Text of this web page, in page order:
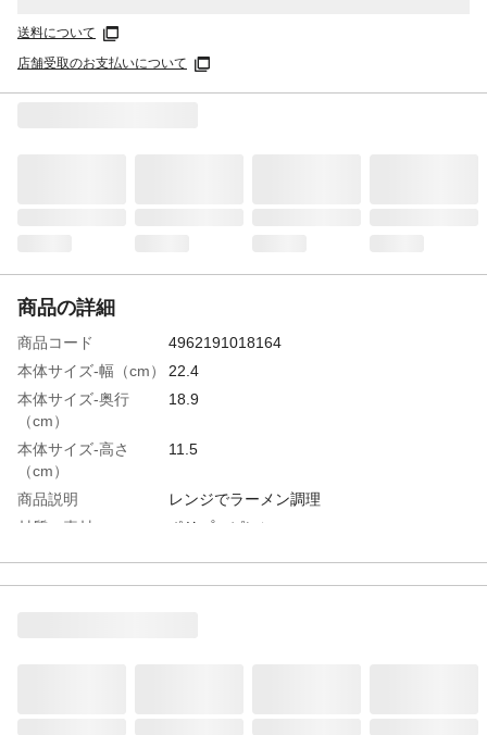
送料について
店舗受取のお支払いについて
商品の詳細
商品コード
4962191018164
本体サイズ-幅（cm）
22.4
本体サイズ-奥行
（cm）
18.9
本体サイズ-高さ
（cm）
11.5
商品説明
レンジでラーメン調理
材質・素材
ポリプロピレン